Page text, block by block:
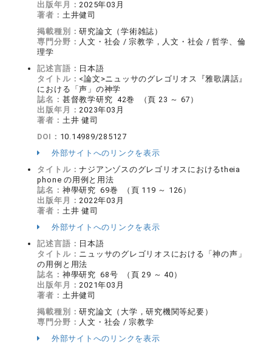
出版年月：2025年03月
著者： 土井健司
掲載種別：研究論文（学術雑誌）
専門分野： 人文・社会 / 宗教学，人文・社会 / 哲学、倫
理学
記述言語： 日本語
タイトル： <論文>ニュッサのグレゴリオス『雅歌講話』
における「声」の神学
誌名： 甚督教学研究 42巻 （頁 23 ～ 67）
出版年月：2023年03月
著者： 土井 健司
DOI： 10.14989/285127
外部サイトへのリンクを表示
タイトル：ナジアンゾスのグレゴリオスにおけるtheia
phone の用例と用法
誌名： 神學研究 69巻 （頁 119 ～ 126）
出版年月：2022年03月
著者： 土井 健司
外部サイトへのリンクを表示
記述言語： 日本語
タイトル： ニュッサのグレゴリオスにおける「神の声」
の用例と用法
誌名： 神學研究 68号 （頁 29 ～ 40）
出版年月：2021年03月
著者： 土井健司
掲載種別：研究論文（大学，研究機関等紀要）
専門分野： 人文・社会 / 宗教学
外部サイトへのリンクを表示